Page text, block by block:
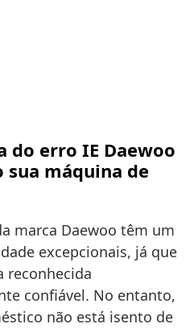
do erro IE Daewoo
máquina de
marca Daewoo têm um
excepcionais, já que
reconhecida
confiável. No entanto,
não está isento de